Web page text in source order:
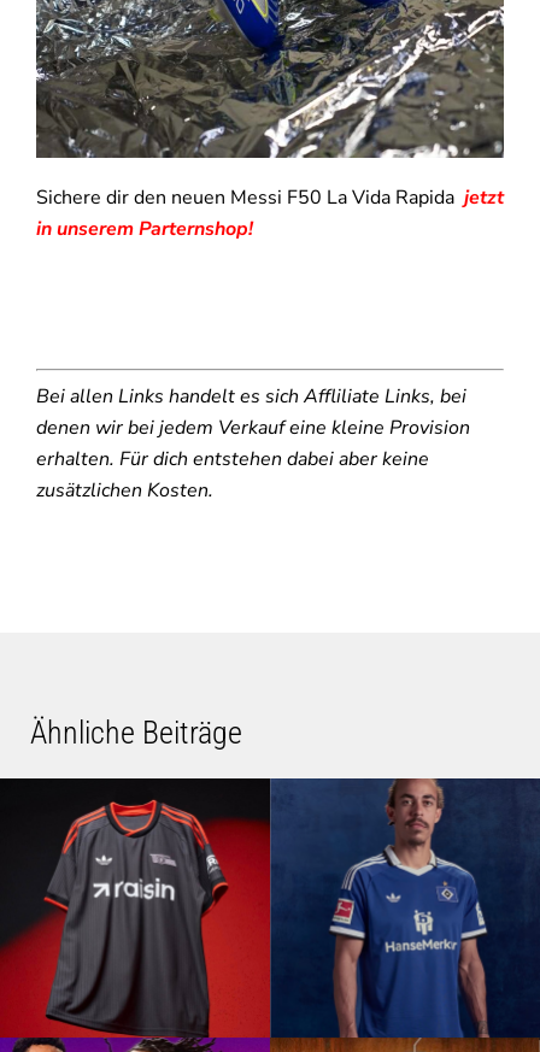
Sichere dir den neuen Messi F50 La Vida Rapida jetzt
in unserem Parternshop!
Bei allen Links handelt es sich Affliliate Links, bei
denen wir bei jedem Verkauf eine kleine Provision
erhalten. Für dich entstehen dabei aber keine
zusätzlichen Kosten.
Ähnliche Beiträge